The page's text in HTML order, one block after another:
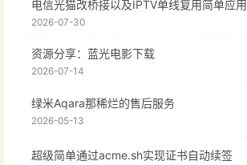
电信光猫改桥接以及IPTV单线复用简单应用
2026-07-30
资源分享：蓝光电影下载
2026-07-14
绿米Aqara那稀烂的售后服务
2026-05-13
超级简单通过acme.sh实现证书自动续签